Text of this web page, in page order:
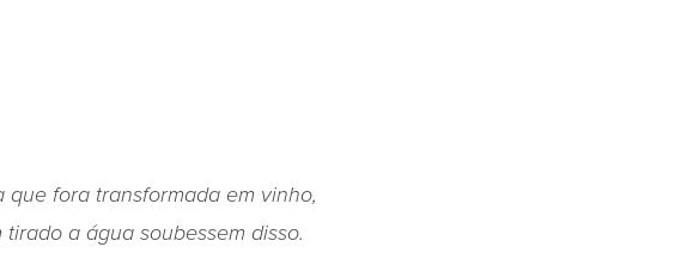
fora transformada em vinho,
a água soubessem disso.